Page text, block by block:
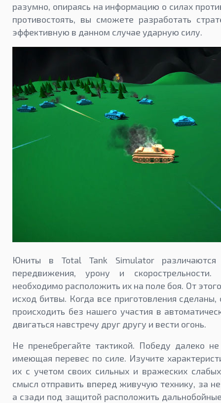
разумно, опираясь на информацию о силах
противостоять, вы сможете разработать
эффективную в данном случае ударную силу.
Юниты в Total Tank Simulator различаются
передвижения, урону и
необходимо расположить их на поле боя. От
исход битвы. Когда все приготовления
происходить без нашего участия в
двигаться навстречу друг другу и вести огонь.
Не пренебрегайте тактикой. Победу далеко
имеющая перевес по силе. Изучите
их с учетом своих сильных и вражеских
смысл отправить вперед живучую технику, за
а сзади под защитой расположить